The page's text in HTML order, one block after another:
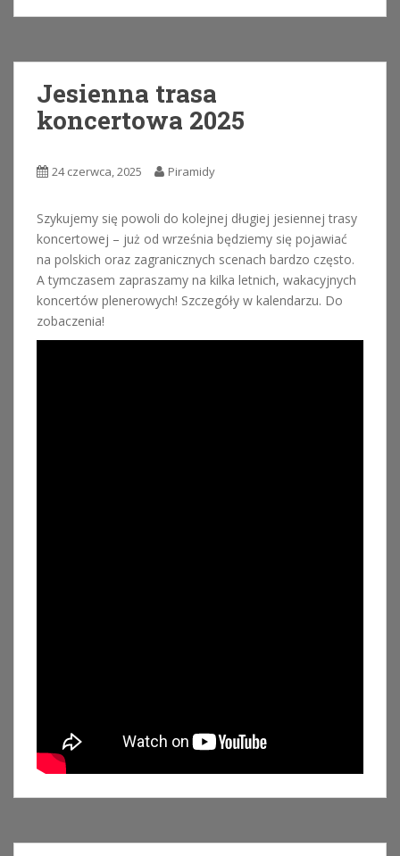
Jesienna trasa
koncertowa 2025
24 czerwca, 2025 Piramidy
Szykujemy się powoli do kolejnej długiej jesiennej trasy
koncertowej – już od września będziemy się pojawiać
na polskich oraz zagranicznych scenach bardzo często.
A tymczasem zapraszamy na kilka letnich, wakacyjnych
koncertów plenerowych! Szczegóły w kalendarzu. Do
zobaczenia!